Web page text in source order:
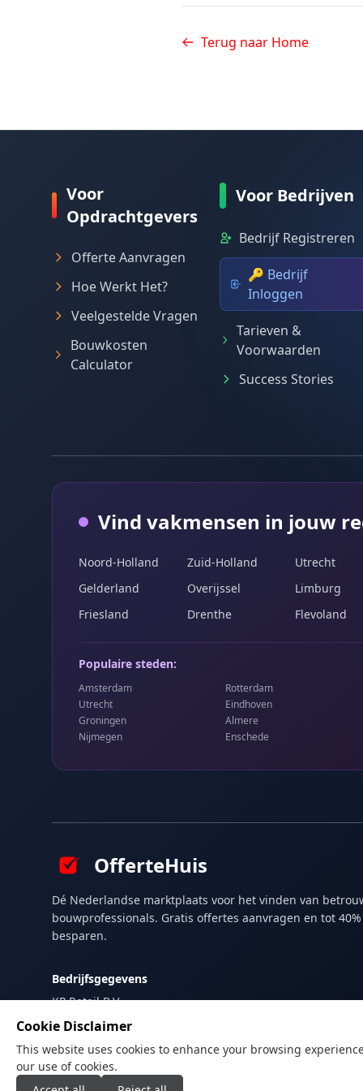
Terug naar Home
Voor
Opdrachtgevers
Offerte Aanvragen
Hoe Werkt Het?
Veelgestelde Vragen
Bouwkosten
Calculator
Voor Bedrijven
Bedrijf Registreren
🔑 Bedrijf
Inloggen
Tarieven &
Voorwaarden
Success Stories
Vind vakmensen in jouw
Noord-Holland Zuid-Holland
Utrecht
Gelderland
Overijssel
Limburg
Friesland
Drenthe Flevoland
Populaire steden:
Amsterdam
Rotterdam
Utrecht
Eindhoven
Groningen
Almere
Nijmegen
Enschede
OfferteHuis
Dé Nederlandse marktplaats voor het vinden van
bouwprofessionals. Gratis offertes aanvragen en tot 40%
besparen.
Bedrijfsgegevens
KP Retail B.V.
Vissenweg 23 B
1112 AS Diemen
Nederland
Cookie Disclaimer
This website uses cookies to enhance your browsing
our use of cookies.